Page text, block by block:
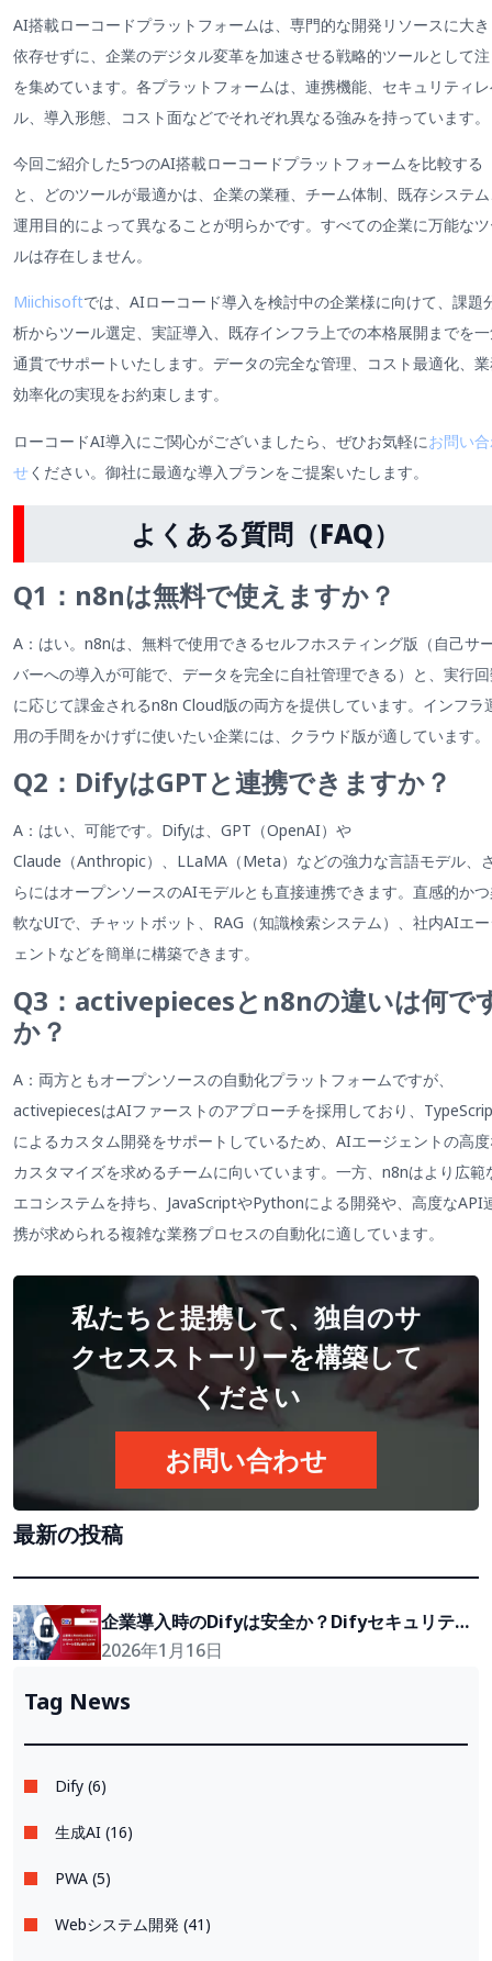
AI搭載ローコードプラットフォームは、専門的な開発リソースに大
依存せずに、企業のデジタル変革を加速させる戦略的ツールとして
を集めています。各プラットフォームは、連携機能、セキュリティ
ル、導入形態、コスト面などでそれぞれ異なる強みを持っています。
今回ご紹介した5つのAI搭載ローコードプラットフォームを比較する
と、どのツールが最適かは、企業の業種、チーム体制、既存システ
運用目的によって異なることが明らかです。すべての企業に万能な
ルは存在しません。
Miichisoftでは、AIローコード導入を検討中の企業様に向けて、課題
析からツール選定、実証導入、既存インフラ上での本格展開までを
通貫でサポートいたします。データの完全な管理、コスト最適化、
効率化の実現をお約束します。
ローコードAI導入にご関心がございましたら、ぜひお気軽にお問い
せください。御社に最適な導入プランをご提案いたします。
よくある質問（FAQ）
Q1：n8nは無料で使えますか？
A：はい。n8nは、無料で使用できるセルフホスティング版（自己サ
バーへの導入が可能で、データを完全に自社管理できる）と、実行
に応じて課金されるn8n Cloud版の両方を提供しています。インフラ
用の手間をかけずに使いたい企業には、クラウド版が適しています。
Q2：DifyはGPTと連携できますか？
A：はい、可能です。Difyは、GPT（OpenAI）や
Claude（Anthropic）、LLaMA（Meta）などの強力な言語モデル、
らにはオープンソースのAIモデルとも直接連携できます。直感的か
軟なUIで、チャットボット、RAG（知識検索システム）、社内AIエ
ェントなどを簡単に構築できます。
Q3：activepiecesとn8nの違いは何で
か？
A：両方ともオープンソースの自動化プラットフォームですが、
activepiecesはAIファーストのアプローチを採用しており、
によるカスタム開発をサポートしているため、AIエージェントの高
カスタマイズを求めるチームに向いています。一方、n8nはより広範
エコシステムを持ち、JavaScriptやPythonによる開発や、高度なAPI
携が求められる複雑な業務プロセスの自動化に適しています。
私たちと提携して、独自のサ
クセスストーリーを構築して
ください
お問い合わせ
最新の投稿
企業導入時のDifyは安全か？Difyセキュリティ
リスク3つと データ保護の確実な対策
2026年1月16日
Tag News
Dify (6)
生成AI (16)
PWA (5)
Webシステム開発 (41)